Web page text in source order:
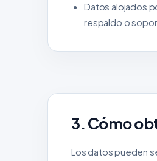
Datos alojados
respaldo o
3. Cómo
Los datos pueden